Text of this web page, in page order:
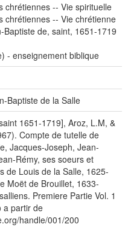
chrétiennes -- Vie spirituelle
chrétiennes -- Vie chrétienne
Baptiste de, saint, 1651-1719
- enseignement biblique
Baptiste de la Salle
1651-1719], Aroz, L.M, &
Compte de tutelle de
Jacques-Joseph, Jean-
Rémy, ses soeurs et
de Louis de la Salle, 1625-
Moët de Brouillet, 1633-
Premiere Partie Vol. 1
a partir de
handle/001/200